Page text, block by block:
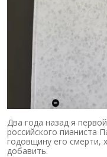
Два года назад я
российского пианиста
годовщину его смерти,
добавить.